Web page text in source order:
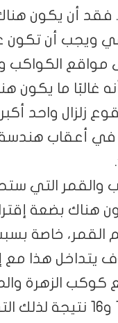
أن يكون
ويجب أن تكون
مواقع الكواكب
غالبًا ما يكون
زلزال واحد
والقمر التي
القمر، خاصة
يتداخل هذا مع
كوكب الزهرة